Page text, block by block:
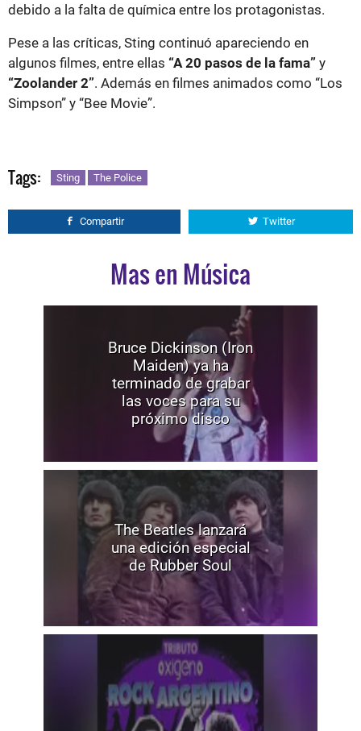
debido a la falta de química entre los protagonistas.
Pese a las críticas, Sting continuó apareciendo en
algunos filmes, entre ellas “A 20 pasos de la fama” y
“Zoolander 2”. Además en filmes animados como “Los
Simpson” y “Bee Movie”.
Tags: Sting The Police
Compartir Twitter
Mas en Música
Bruce Dickinson (Iron
Maiden) ya ha
terminado de grabar
las voces para su
próximo disco
The Beatles lanzará
una edición especial
de Rubber Soul